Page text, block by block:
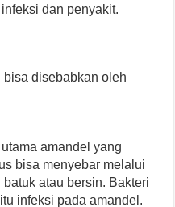
dan penyakit.
disebabkan oleh
amandel yang
bisa menyebar melalui
atau bersin. Bakteri
infeksi pada amandel.